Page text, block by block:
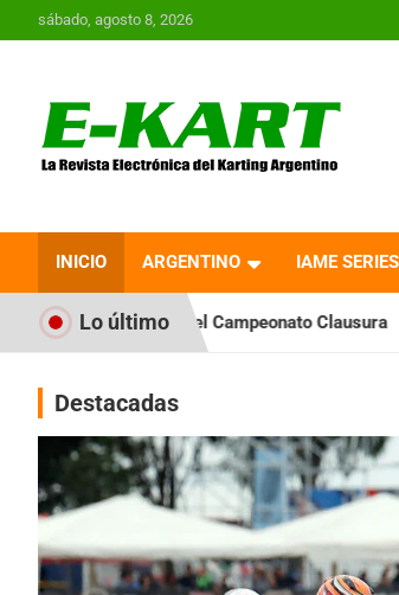
al
sábado, agosto 8, 2026
Revista
Karting en
INICIO ARGENTINO IAME
Lo último
Campeonato Clausura
Destacadas